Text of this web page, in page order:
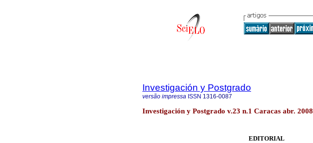
Investigación y Postgrado
versão impressa ISSN 1316-0087
Investigación y Postgrado v.23 n.1 Caracas abr. 2008
EDITORIAL